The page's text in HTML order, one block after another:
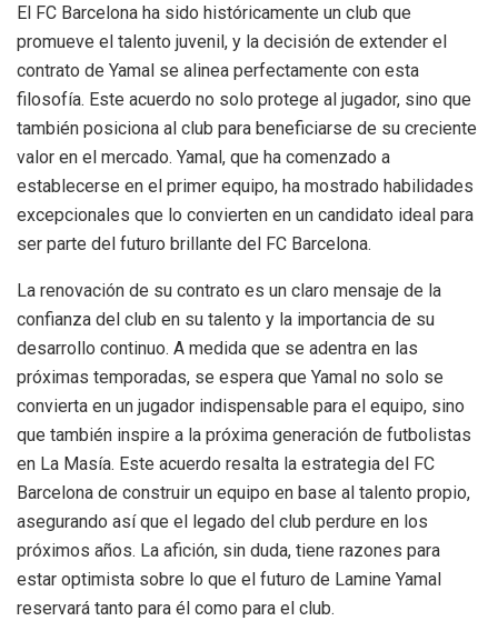
El FC Barcelona ha sido históricamente un club que
promueve el talento juvenil, y la decisión de extender el
contrato de Yamal se alinea perfectamente con esta
filosofía. Este acuerdo no solo protege al jugador, sino que
también posiciona al club para beneficiarse de su creciente
valor en el mercado. Yamal, que ha comenzado a
establecerse en el primer equipo, ha mostrado habilidades
excepcionales que lo convierten en un candidato ideal para
ser parte del futuro brillante del FC Barcelona.
La renovación de su contrato es un claro mensaje de la
confianza del club en su talento y la importancia de su
desarrollo continuo. A medida que se adentra en las
próximas temporadas, se espera que Yamal no solo se
convierta en un jugador indispensable para el equipo, sino
que también inspire a la próxima generación de futbolistas
en La Masía. Este acuerdo resalta la estrategia del FC
Barcelona de construir un equipo en base al talento propio,
asegurando así que el legado del club perdure en los
próximos años. La afición, sin duda, tiene razones para
estar optimista sobre lo que el futuro de Lamine Yamal
reservará tanto para él como para el club.